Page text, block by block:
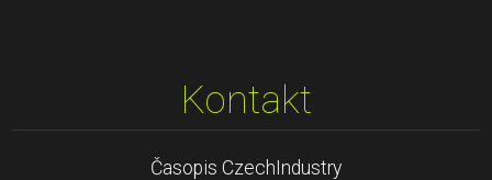
Kontakt
Časopis CzechIndustry